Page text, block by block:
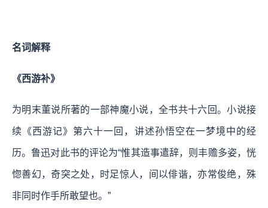
名词解释
《西游补》
为明末董说所著的一部神魔小说，全书共十六回。小说接
续《西游记》第六十一回，讲述孙悟空在一梦境中的经
历。鲁迅对此书的评论为“惟其造事遣辞，则丰赡多姿，恍
惚善幻，奇突之处，时足惊人，间以俳谐，亦常俊绝，殊
非同时作手所敢望也。”